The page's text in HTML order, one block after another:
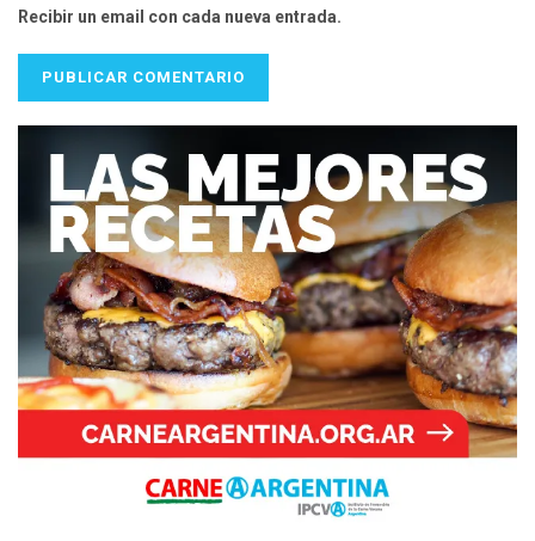
Recibir un email con cada nueva entrada.